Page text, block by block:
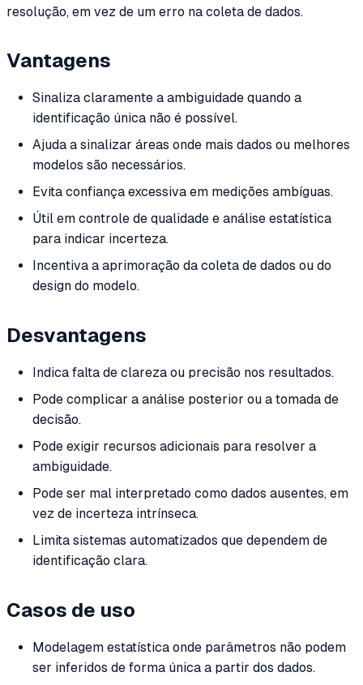
resolução, em vez de um erro na coleta de dados.
Vantagens
Sinaliza claramente a ambiguidade quando a
identificação única não é possível.
Ajuda a sinalizar áreas onde mais dados ou melhores
modelos são necessários.
Evita confiança excessiva em medições ambíguas.
Útil em controle de qualidade e análise estatística
para indicar incerteza.
Incentiva a aprimoração da coleta de dados ou do
design do modelo.
Desvantagens
Indica falta de clareza ou precisão nos resultados.
Pode complicar a análise posterior ou a tomada de
decisão.
Pode exigir recursos adicionais para resolver a
ambiguidade.
Pode ser mal interpretado como dados ausentes, em
vez de incerteza intrínseca.
Limita sistemas automatizados que dependem de
identificação clara.
Casos de uso
Modelagem estatística onde parâmetros não podem
ser inferidos de forma única a partir dos dados.